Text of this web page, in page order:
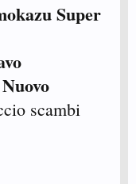
Super
scambi